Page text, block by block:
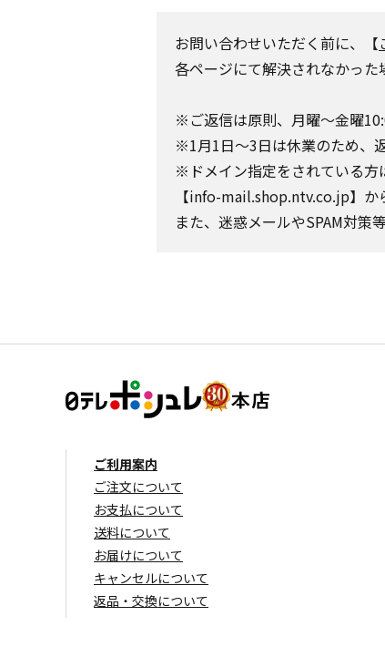
お問い合わせいただく前に、【
各ページにて解決されなかっ
※ご返信は原則、月曜～金曜
※1月1日～3日は休業のため、
※ドメイン指定をされている
【info-mail.shop.ntv.co.jp】か
また、迷惑メールやSPAM対
ご利用案内
ご注文について
お支払について
送料について
お届けについて
キャンセルについて
返品・交換について